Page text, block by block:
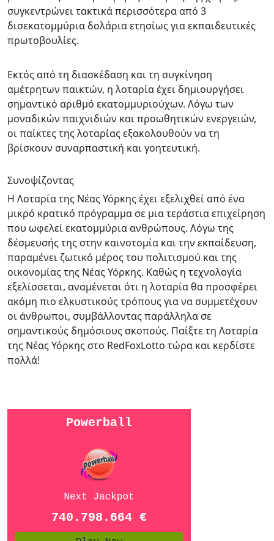
συγκεντρώνει τακτικά περισσότερα από 3
δισεκατομμύρια δολάρια ετησίως για εκπαιδευτικές
πρωτοβουλίες.
Εκτός από τη διασκέδαση και τη συγκίνηση
αμέτρητων παικτών, η λοταρία έχει δημιουργήσει
σημαντικό αριθμό εκατομμυριούχων. Λόγω των
μοναδικών παιχνιδιών και προωθητικών ενεργειών,
οι παίκτες της λοταρίας εξακολουθούν να τη
βρίσκουν συναρπαστική και γοητευτική.
Συνοψίζοντας
Η Λοταρία της Νέας Υόρκης έχει εξελιχθεί από ένα
μικρό κρατικό πρόγραμμα σε μια τεράστια επιχείρηση
που ωφελεί εκατομμύρια ανθρώπους. Λόγω της
δέσμευσής της στην καινοτομία και την εκπαίδευση,
παραμένει ζωτικό μέρος του πολιτισμού και της
οικονομίας της Νέας Υόρκης. Καθώς η τεχνολογία
εξελίσσεται, αναμένεται ότι η λοταρία θα προσφέρει
ακόμη πιο ελκυστικούς τρόπους για να συμμετέχουν
οι άνθρωποι, συμβάλλοντας παράλληλα σε
σημαντικούς δημόσιους σκοπούς. Παίξτε τη Λοταρία
της Νέας Υόρκης στο RedFoxLotto τώρα και κερδίστε
πολλά!